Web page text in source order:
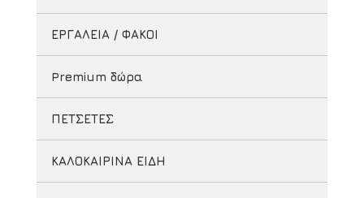
ΕΡΓΑΛΕΙΑ / ΦΑΚΟΙ
Premium δώρα
ΠΕΤΣΕΤΕΣ
ΚΑΛΟΚΑΙΡΙΝΑ ΕΙΔΗ